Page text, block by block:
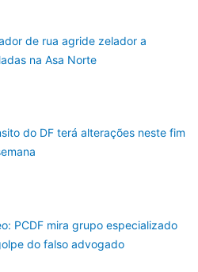
de rua agride zelador a
na Asa Norte
do DF terá alterações neste fim
PCDF mira grupo especializado
do falso advogado